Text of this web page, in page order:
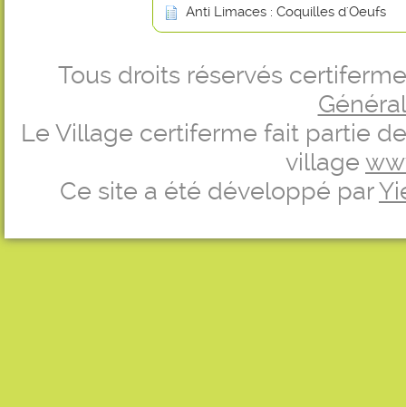
Anti Limaces : Coquilles d'Oeufs
Tous droits réservés
Le Village certiferme fait partie
village
Ce site a été développé par